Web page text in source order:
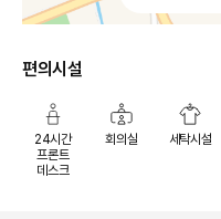
편의시설
24시간
프론트
데스크
회의실 세탁시설